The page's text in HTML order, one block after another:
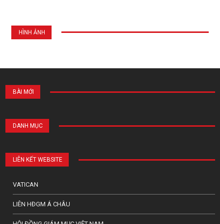
HÌNH ẢNH
BÀI MỚI
DANH MỤC
LIÊN KẾT WEBSITE
VATICAN
LIÊN HĐGM Á CHÂU